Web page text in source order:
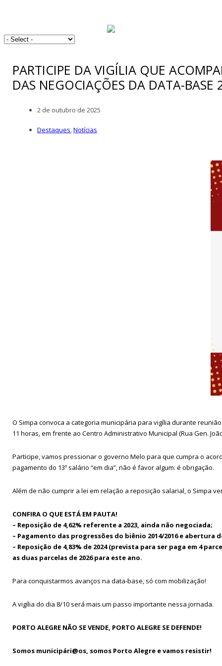
PARTICIPE DA VIGÍLIA QUE
DAS NEGOCIAÇÕES DA DATA-
2 de outubro de 2025
Destaques,Notícias
O Simpa convoca a categoria municipária para vigília durante
11 horas, em frente ao Centro Administrativo Municipal (Rua Gen.
Participe, vamos pressionar o governo Melo para que cumpra o
pagamento do 13º salário “em dia”, não é favor algum: é obrigação.
Além de não cumprir a lei em relação a reposição salarial, o Simpa
CONFIRA O QUE ESTÁ EM PAUTA!
– Reposição de 4,62% referente a 2023, ainda não negociada;
– Pagamento das progressões do biênio 2014/2016 e abertura
– Reposição de 4,83% de 2024 (prevista para ser paga em 4
as duas parcelas de 2026 para este ano.
Para conquistarmos avanços na data-base, só com mobilização!
A vigília do dia 8/10 será mais um passo importante nessa jornada.
PORTO ALEGRE NÃO SE VENDE, PORTO ALEGRE SE DEFENDE!
Somos municipári@os, somos Porto Alegre e vamos resistir!